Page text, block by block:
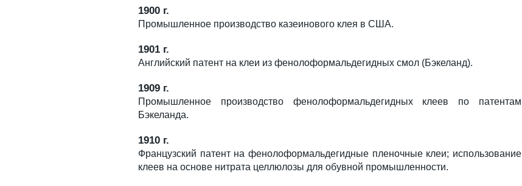
1900 г.
Промышленное производство казеинового клея в США.
1901 г.
Английский патент на клеи из фенолоформальдегидных смол (Бэкеланд).
1909 г.
Промышленное производство фенолоформальдегидных клеев по патентам
Бэкеланда.
1910 г.
Французский патент на фенолоформальдегидные пленочные клеи; использование
клеев на основе нитрата целлюлозы для обувной промышленности.